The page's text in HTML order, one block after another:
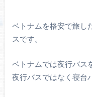
ベトナムを格安で旅し
スです。
ベトナムでは夜行バス
夜行バスではなく寝台